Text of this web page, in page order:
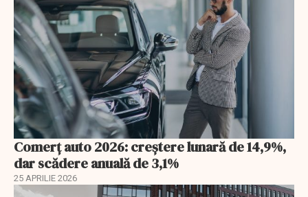
Comerț auto 2026: creștere lunară de 14,9%,
dar scădere anuală de 3,1%
25 APRILIE 2026